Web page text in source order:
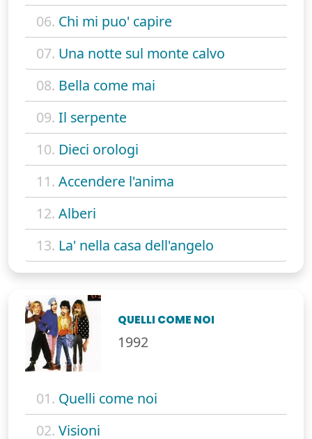
06. Chi mi puo' capire
07. Una notte sul monte calvo
08. Bella come mai
09. Il serpente
10. Dieci orologi
11. Accendere l'anima
12. Alberi
13. La' nella casa dell'angelo
QUELLI COME NOI
1992
01. Quelli come noi
02. Visioni